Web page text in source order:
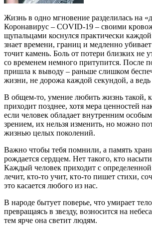
Жизнь в одно мгновение разделилась на
Коронавирус – COVID-19 – своими
щупальцами коснулся практически
знает времени, границ и медленно
точит камень. Боль от потери близких не
со временем немного притупится. После
пришла к выводу – раньше слишком
жизни, не дорожа каждой секундой, а ведь
В общем-то, умение любить жизнь такой,
приходит позднее, хотя мера ценностей
если человек обладает внутренним
зрением, их нельзя изменить, но можно
жизнью целых поколений.
Важно чтобы тебя помнили, а память
рождается сердцем. Нет такого, кто
Каждый человек приходит с
лечит, кто-то учит, кто-то пишет стихи,
это касается любого из нас.
В народе бытует поверье, что умирает
превращаясь в звезду, возносится на
тем ярче она светит людям.